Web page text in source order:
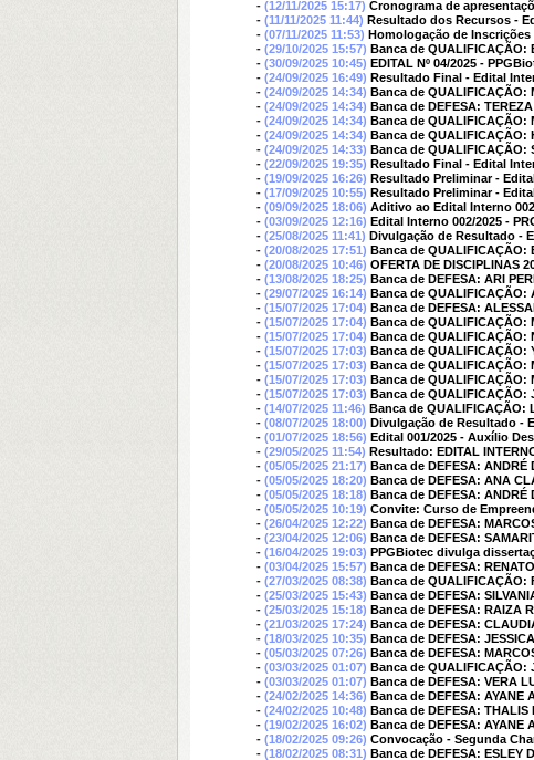
- (12/11/2025 15:17) Cronograma de
- (11/11/2025 11:44) Resultado dos Recursos -
- (07/11/2025 11:53) Homologação de Inscrições
- (29/10/2025 15:57) Banca de QUALIFICAÇÃO:
- (30/09/2025 10:45) EDITAL Nº 04/2025 -
- (24/09/2025 16:49) Resultado Final - Edital
- (24/09/2025 14:34) Banca de QUALIFICAÇÃO:
- (24/09/2025 14:34) Banca de DEFESA:
- (24/09/2025 14:34) Banca de QUALIFICAÇÃO:
- (24/09/2025 14:34) Banca de QUALIFICAÇÃO:
- (24/09/2025 14:33) Banca de QUALIFICAÇÃO:
- (22/09/2025 19:35) Resultado Final - Edital
- (19/09/2025 16:26) Resultado Preliminar -
- (17/09/2025 10:55) Resultado Preliminar -
- (09/09/2025 18:06) Aditivo ao Edital Interno 002/
- (03/09/2025 12:16) Edital Interno 002/2025 -
- (25/08/2025 11:41) Divulgação de Resultado -
- (20/08/2025 17:51) Banca de QUALIFICAÇÃO:
- (20/08/2025 10:46) OFERTA DE DISCIPLINAS
- (13/08/2025 18:25) Banca de DEFESA: ARI
- (29/07/2025 16:14) Banca de QUALIFICAÇÃO:
- (15/07/2025 17:04) Banca de DEFESA:
- (15/07/2025 17:04) Banca de QUALIFICAÇÃO:
- (15/07/2025 17:04) Banca de QUALIFICAÇÃO:
- (15/07/2025 17:03) Banca de QUALIFICAÇÃO:
- (15/07/2025 17:03) Banca de QUALIFICAÇÃO:
- (15/07/2025 17:03) Banca de QUALIFICAÇÃO:
- (15/07/2025 17:03) Banca de QUALIFICAÇÃO:
- (14/07/2025 11:46) Banca de QUALIFICAÇÃO:
- (08/07/2025 18:00) Divulgação de Resultado -
- (01/07/2025 18:56) Edital 001/2025 - Auxílio
- (29/05/2025 11:54) Resultado: EDITAL
- (05/05/2025 21:17) Banca de DEFESA: ANDRÉ
- (05/05/2025 18:20) Banca de DEFESA: ANA
- (05/05/2025 18:18) Banca de DEFESA: ANDRÉ
- (05/05/2025 10:19) Convite: Curso de
- (26/04/2025 12:22) Banca de DEFESA:
- (23/04/2025 12:06) Banca de DEFESA:
- (16/04/2025 19:03) PPGBiotec divulga
- (03/04/2025 15:57) Banca de DEFESA:
- (27/03/2025 08:38) Banca de QUALIFICAÇÃO:
- (25/03/2025 15:43) Banca de DEFESA:
- (25/03/2025 15:18) Banca de DEFESA: RAIZA
- (21/03/2025 17:24) Banca de DEFESA:
- (18/03/2025 10:35) Banca de DEFESA:
- (05/03/2025 07:26) Banca de DEFESA:
- (03/03/2025 01:07) Banca de QUALIFICAÇÃO:
- (03/03/2025 01:07) Banca de DEFESA: VERA
- (24/02/2025 14:36) Banca de DEFESA: AYANE
- (24/02/2025 10:48) Banca de DEFESA: THALIS
- (19/02/2025 16:02) Banca de DEFESA: AYANE
- (18/02/2025 09:26) Convocação - Segunda
- (18/02/2025 08:31) Banca de DEFESA: ESLEY